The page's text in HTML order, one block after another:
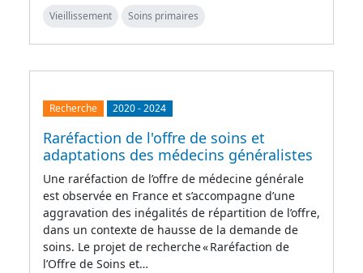
Vieillissement Soins primaires
Recherche 2020-2024
Raréfaction de l'offre de soins et
adaptations des médecins généralistes
Une raréfaction de l’offre de médecine générale
est observée en France et s’accompagne d’une
aggravation des inégalités de répartition de l’offre,
dans un contexte de hausse de la demande de
soins. Le projet de recherche « Raréfaction de
l’Offre de Soins et…